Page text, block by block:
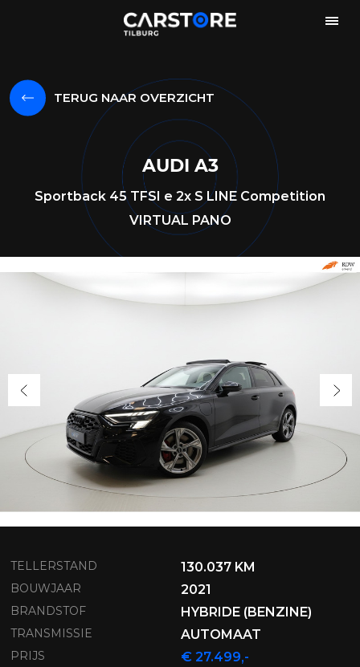
TERUG NAAR OVERZICHT
AUDI A3
Sportback 45 TFSI e 2x S LINE Competition
VIRTUAL PANO
TELLERSTAND 130.037 KM
BOUWJAAR 2021
BRANDSTOF HYBRIDE (BENZINE)
TRANSMISSIE AUTOMAAT
PRIJS € 27.499,-